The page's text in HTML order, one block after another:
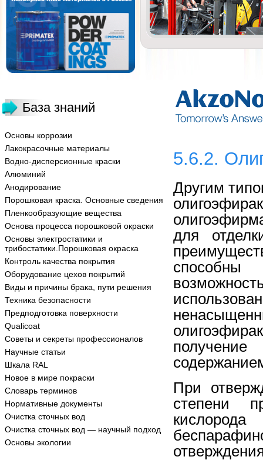
База знаний
Основы коррозии
Лакокрасочные материалы
Водно-дисперсионные краски
Алюминий
Анодирование
Порошковая краска. Основные сведения
Пленкообразующие вещества
Основа процесса порошковой окраски
Основы электростатики и
трибостатики.Порошковая окраска
Контроль качества покрытия
Оборудование цехов покрытий
Виды и причины брака, пути решения
Техника безопасности
Предподготовка поверхности
Qualicoat
Советы и секреты профессионалов
Научные статьи
Шкала RAL
Новое в мире покраски
Словарь терминов
Нормативные документы
Очистка сточных вод
Очистка сточных вод — научный подход
Основы экологии
5.6.2.
Другим
для
При
степени